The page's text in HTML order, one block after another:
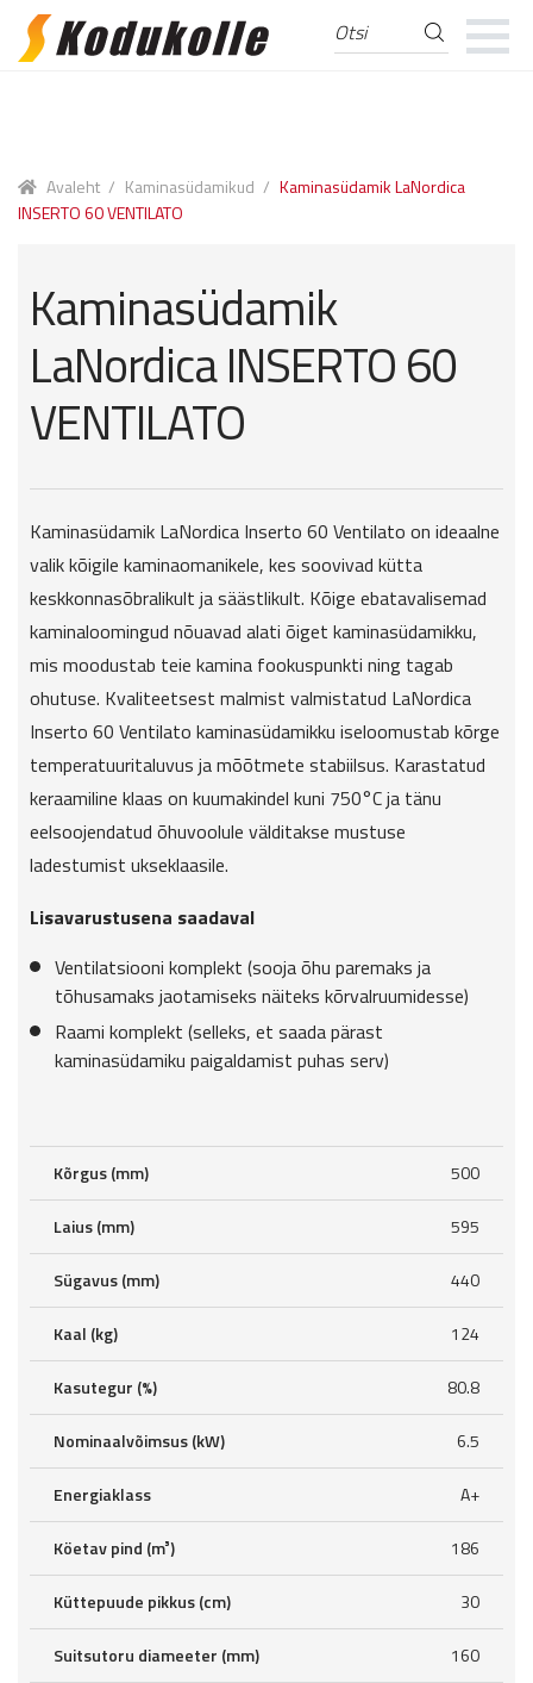
Skip
Skip
Otsi:
Avaleht / Kaminasüdamikud / Kaminasüdamik LaNordica
INSERTO 60 VENTILATO
Kaminasüdamik
LaNordica INSERTO 60
VENTILATO
Kaminasüdamik LaNordica Inserto 60 Ventilato on ideaalne
valik kõigile kaminaomanikele, kes soovivad kütta
keskkonnasõbralikult ja säästlikult. Kõige ebatavalisemad
kaminaloomingud nõuavad alati õiget kaminasüdamikku,
mis moodustab teie kamina fookuspunkti ning tagab
ohutuse. Kvaliteetsest malmist valmistatud LaNordica
Inserto 60 Ventilato kaminasüdamikku iseloomustab kõrge
temperatuuritaluvus ja mõõtmete stabiilsus. Karastatud
keraamiline klaas on kuumakindel kuni 750°C ja tänu
eelsoojendatud õhuvoolule välditakse mustuse
ladestumist ukseklaasile.
Lisavarustusena saadaval
Ventilatsiooni komplekt (sooja õhu paremaks ja
tõhusamaks jaotamiseks näiteks kõrvalruumidesse)
Raami komplekt (selleks, et saada pärast
kaminasüdamiku paigaldamist puhas serv)
Kõrgus (mm) 500
Laius (mm) 595
Sügavus (mm) 440
Kaal (kg) 124
Kasutegur (%) 80.8
Nominaalvõimsus (kW) 6.5
Energiaklass A+
Köetav pind (m³) 186
Küttepuude pikkus (cm) 30
Suitsutoru diameeter (mm) 160